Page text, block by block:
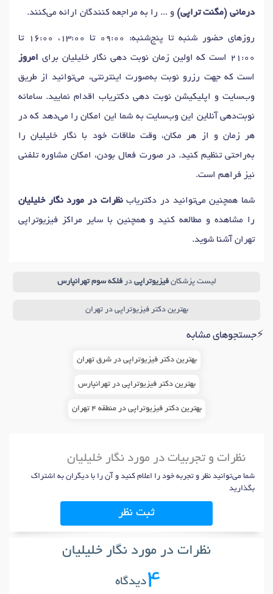
درمانی (مگنت تراپی) و ... را به مراجعه کنندگان ارائه می‌کنند.
روزهای حضور شنبه تا پنج‌شنبه: 09:00 تا 13:00، 16:00 تا
21:00 است که اولین زمان نوبت دهی نگار خلیلیان برای
امروز
است که جهت رزرو نوبت به‌صورت اینترنتی، می‌توانید از طریق
وب‌سایت و اپلیکیشن نوبت دهی دکتریاب اقدام نمایید. سامانه
نوبت‌دهی آنلاین این وب‌سایت به شما این امکان را می‌دهد که در
هر زمان و از هر مکان، وقت ملاقات خود با نگار خلیلیان را
به‌راحتی تنظیم کنید. در صورت فعال بودن، امکان مشاوره تلفنی
نیز فراهم است.
شما همچنین می‌توانید در دکتریابنظرات در مورد نگار خلیلیان
را مشاهده و مطالعه کنید و همچنین با سایر مراکز فیزیوتراپی
تهران آشنا شوید.
لیست پزشکانفیزیوتراپی درفلکه سوم تهرانپارس
بهترین دکتر فیزیوتراپی در تهران
⚡جستجوهای مشابه
بهترین دکتر فیزیوتراپی در شرق تهران
بهترین دکتر فیزیوتراپی در تهرانپارس
بهترین دکتر فیزیوتراپی در منطقه 4 تهران
نظرات و تجربیات در مورد نگار خلیلیان
شما می‌توانید نظر و تجربه خود را اعلام کنید و آن را با دیگران به اشتراک
بگذارید
ثبت نظر
نظرات در مورد نگار خلیلیان
4دیدگاه